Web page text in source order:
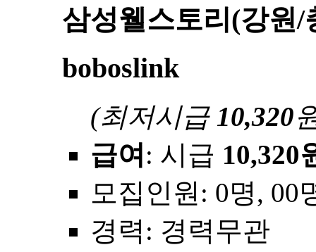
삼성웰스토리(강원/
boboslink
(최저시급 10,320
급여: 시급 10,320
모집인원 : 0명, 00
경력 : 경력무관